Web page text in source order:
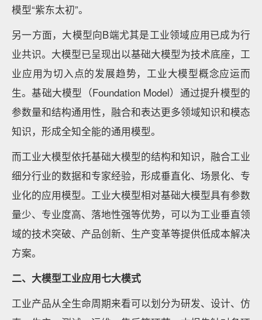
模型“紫东太初”。
另一方面，大模型向B端尤其是工业领域应用已成为行
业共识。大模型已呈现出以基础大模型为技术底座，工
业应用为切入点的发展趋势，工业大模型概念应运而
生。基础大模型（Foundation Model）通过提升模型的
参数量和结构通用性，融合和表达更多领域知识和模态
知识，形成全知全能的通用模型。
而工业大模型依托基础大模型的结构和知识，融合工业
细分行业的数据和专家经验，形成垂直化、场景化、专
业化的应用模型。工业大模型相对基础大模型具有参数
量少、专业度高、落地性强等优势，可以为工业垂直领
域的技术突破、产品创新、生产变革等提供低成本解决
方案。
二、大模型工业应用七大模式
工业产品从全生命周期来看可以划分为研发、设计、仿